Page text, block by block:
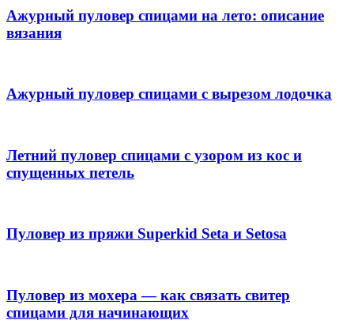
Ажурный пуловер спицами на лето: описание
вязания
Ажурный пуловер спицами с вырезом лодочка
Летний пуловер спицами с узором из кос и
спущенных петель
Пуловер из пряжи Superkid Seta и Setosa
Пуловер из мохера — как связать свитер
спицами для начинающих